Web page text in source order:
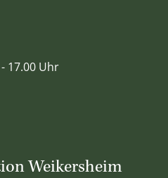
17.00 Uhr
Weikersheim